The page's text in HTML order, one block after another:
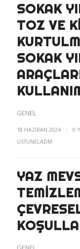
SOKAK
TOZ VE
SOKAK
GENEL
18 HAZIRAN 2024 / 0
USTUNELADM
YAZ